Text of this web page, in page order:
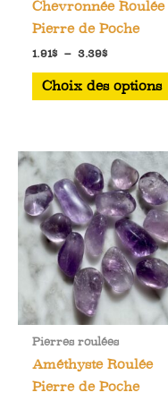
Chevronnée Roulée
Pierre de Poche
1.91$ – 3.39$Plage
prix :
1.91$
Choix des options
Pierres roulées
Améthyste Roulée
Pierre de Poche